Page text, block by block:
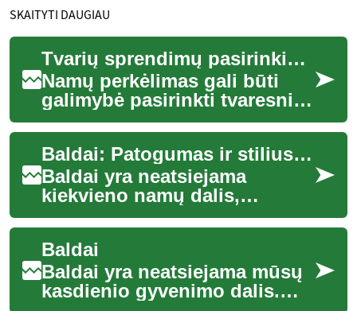
SKAITYTI DAUGIAU
Tvarių sprendimų pasirinkimas namų perkėlimo procese
Namų perkėlimas gali būti
galimybė pasirinkti tvaresnius
sprendimus, kurie sumažina
atliekų kiekį, energijos
naudojim...
Baldai: Patogumas ir stilius jūsų namuose
Baldai yra neatsiejama
kiekvieno namų dalis,
suteikianti ne tik
funkcionalumą, bet ir
asmeninį stilių bei jaukumą.
Nu...
Baldai
Baldai yra neatsiejama mūsų
kasdienio gyvenimo dalis.